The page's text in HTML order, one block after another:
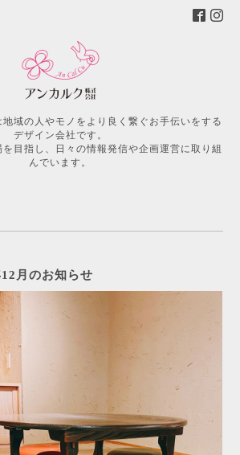
域の人やモノをより良く繋ぐお手伝いをする
デザイン会社です。
目指し、日々の情報発信や企画運営に取り組
んでいます。
月のお知らせ